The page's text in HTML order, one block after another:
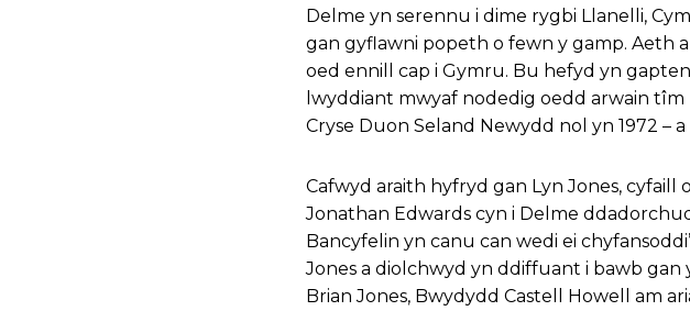
Delme yn serennu i dime rygbi Llanelli,
gan gyflawni popeth o fewn y gamp. Aeth
oed ennill cap i Gymru. Bu hefyd yn gapten
lwyddiant mwyaf nodedig oedd arwain
Cryse Duon Seland Newydd nol yn 1972 –
Cafwyd araith hyfryd gan Lyn Jones, cyfaill
Jonathan Edwards cyn i Delme
Bancyfelin yn canu can wedi ei
Jones a diolchwyd yn ddiffuant i bawb gan
Brian Jones, Bwydydd Castell Howell am